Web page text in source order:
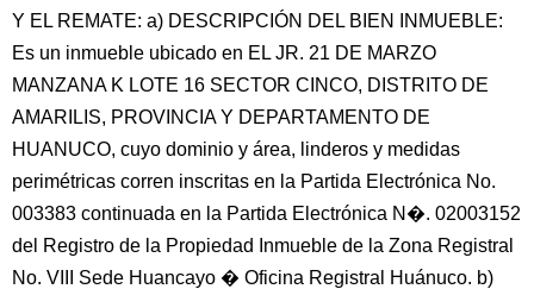
Y EL REMATE: a) DESCRIPCIÓN DEL BIEN INMUEBLE:
Es un inmueble ubicado en EL JR. 21 DE MARZO
MANZANA K LOTE 16 SECTOR CINCO, DISTRITO DE
AMARILIS, PROVINCIA Y DEPARTAMENTO DE
HUANUCO, cuyo dominio y área, linderos y medidas
perimétricas corren inscritas en la Partida Electrónica No.
003383 continuada en la Partida Electrónica N�. 02003152
del Registro de la Propiedad Inmueble de la Zona Registral
No. VIII Sede Huancayo � Oficina Registral Huánuco. b)